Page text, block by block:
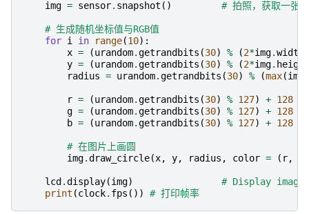
img = sensor. snapshot () # 拍照，获取一张
# 生成随机坐标值与RGB值
for i in range(10):
x = (urandom.getrandbits (30) % (2*img.width
y = (urandom.getrandbits (30) % (2*img. height
radius = urandom.getrandbits (30) % (max(img
r = (urandom.getrandbits (30) % 127) + 128
g = (urandom.getrandbits (30) % 127) + 128
b = (urandom.getrandbits (30) % 127) + 128
# 在图片上画圆
img.draw_circle(x, y, radius , color = ( r,
lcd .display(img)
# Display
print (clock. fps ()) # 打印帧率